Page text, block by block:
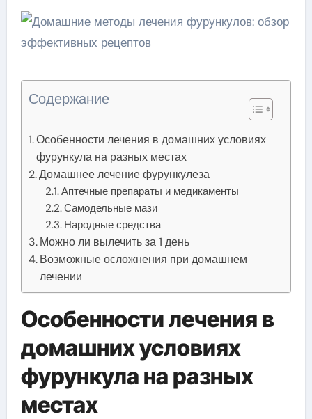
Содержание
Особенности лечения в домашних условиях
фурункула на разных местах
Домашнее лечение фурункулеза
Аптечные препараты и медикаменты
Самодельные мази
Народные средства
Можно ли вылечить за 1 день
Возможные осложнения при домашнем
лечении
Особенности лечения в
домашних условиях
фурункула на разных
местах